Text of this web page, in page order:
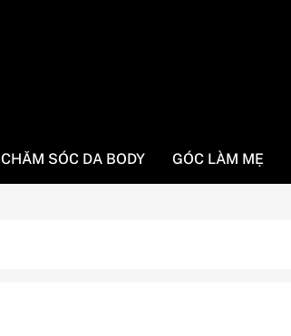
CHĂM SÓC DA BODY GÓC LÀM MẸ